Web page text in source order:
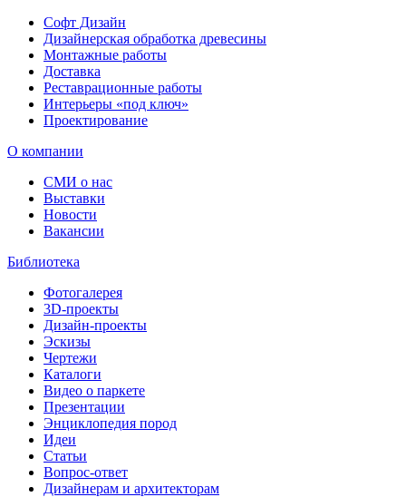
Софт Дизайн
Дизайнерская обработка древесины
Монтажные работы
Доставка
Реставрационные работы
Интерьеры «под ключ»
Проектирование
О компании
СМИ о нас
Выставки
Новости
Вакансии
Библиотека
Фотогалерея
3D-проекты
Дизайн-проекты
Эскизы
Чертежи
Каталоги
Видео о паркете
Презентации
Энциклопедия пород
Идеи
Статьи
Вопрос-ответ
Дизайнерам и архитекторам